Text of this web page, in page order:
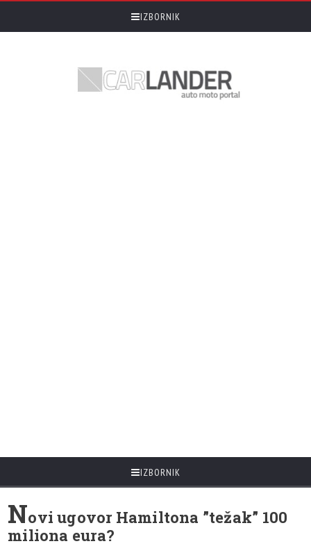
IZBORNIK
IZBORNIK
Novi ugovor Hamiltona ”težak” 100
miliona eura?